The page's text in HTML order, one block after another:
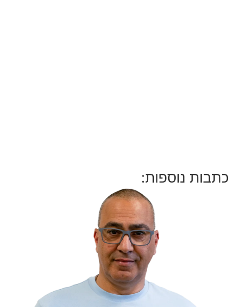
כתבות נוספות: